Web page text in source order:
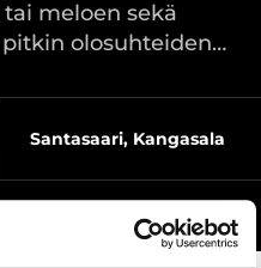
meloen sekä
olosuhteiden…
Santasaari, Kangasala